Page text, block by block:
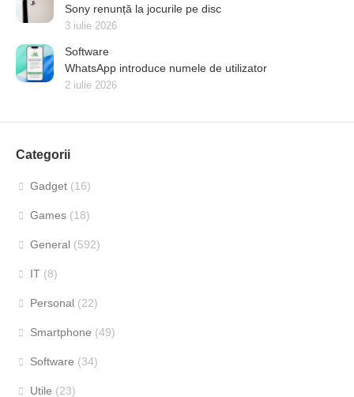
Sony renunță la jocurile pe disc
3 iulie 2026
Software
WhatsApp introduce numele de utilizator
2 iulie 2026
Categorii
Gadget (16)
Games (18)
General (592)
IT (8)
Personal (22)
Smartphone (49)
Software (34)
Utile (23)